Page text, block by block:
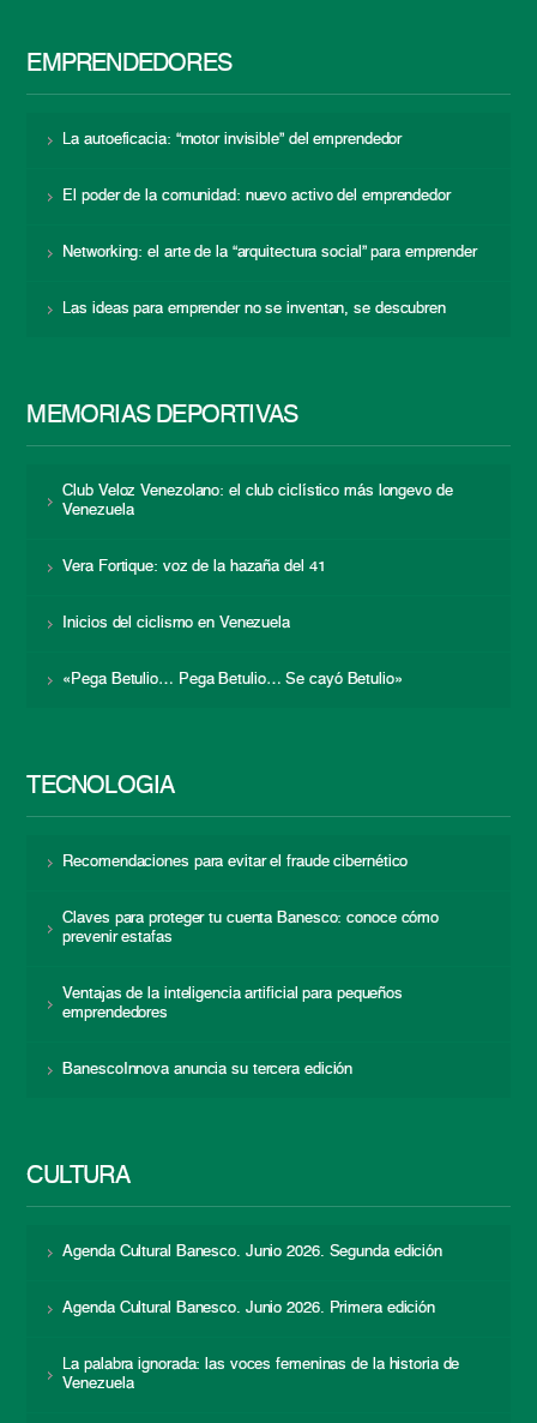
EMPRENDEDORES
La autoeficacia: “motor invisible” del emprendedor
El poder de la comunidad: nuevo activo del emprendedor
Networking: el arte de la “arquitectura social” para emprender
Las ideas para emprender no se inventan, se descubren
MEMORIAS DEPORTIVAS
Club Veloz Venezolano: el club ciclístico más longevo de
Venezuela
Vera Fortique: voz de la hazaña del 41
Inicios del ciclismo en Venezuela
«Pega Betulio… Pega Betulio… Se cayó Betulio»
TECNOLOGÍA
Recomendaciones para evitar el fraude cibernético
Claves para proteger tu cuenta Banesco: conoce cómo
prevenir estafas
Ventajas de la inteligencia artificial para pequeños
emprendedores
BanescoInnova anuncia su tercera edición
CULTURA
Agenda Cultural Banesco. Junio 2026. Segunda edición
Agenda Cultural Banesco. Junio 2026. Primera edición
La palabra ignorada: las voces femeninas de la historia de
Venezuela